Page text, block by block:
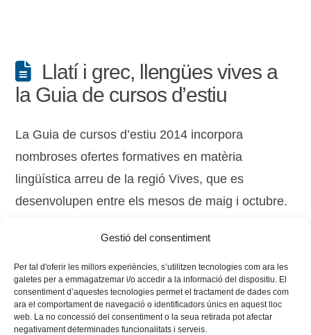
Gestió del consentiment
Per tal d'oferir les millors experiències, s’utilitzen tecnologies com ara les
galetes per a emmagatzemar i/o accedir a la informació del dispositiu. El
consentiment d’aquestes tecnologies permet el tractament de dades com
ara el comportament de navegació o identificadors únics en aquest lloc
web. La no concessió del consentiment o la seua retirada pot afectar
negativament determinades funcionalitats i serveis.
Llatí i grec, llengües vives a
la Guia de cursos d’estiu
La Guia de cursos d’estiu 2014 incorpora
nombroses ofertes formatives en matèria
lingüística arreu de la regió Vives, que es
desenvolupen entre els mesos de maig i octubre.
amb més de 600 opcions de formació estiuenca.